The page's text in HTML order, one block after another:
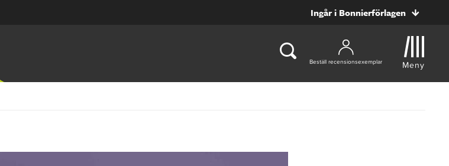
Ingår i Bonnierförlagen
Beställ recensionsexemplar Meny